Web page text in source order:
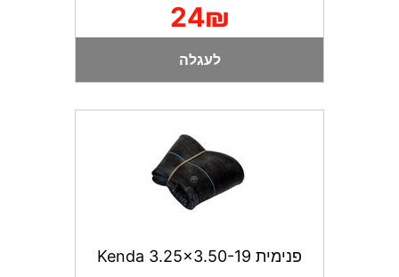
24₪
לעגלה
פנימית Kenda 3.25x3.50-19